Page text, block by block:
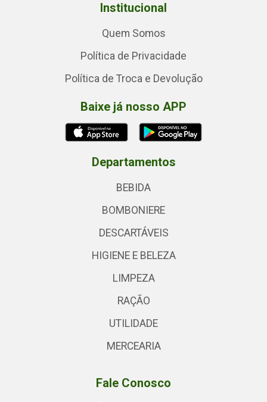
Institucional
Quem Somos
Política de Privacidade
Política de Troca e Devolução
Baixe já nosso APP
Departamentos
BEBIDA
BOMBONIERE
DESCARTÁVEIS
HIGIENE E BELEZA
LIMPEZA
RAÇÃO
UTILIDADE
MERCEARIA
Fale Conosco